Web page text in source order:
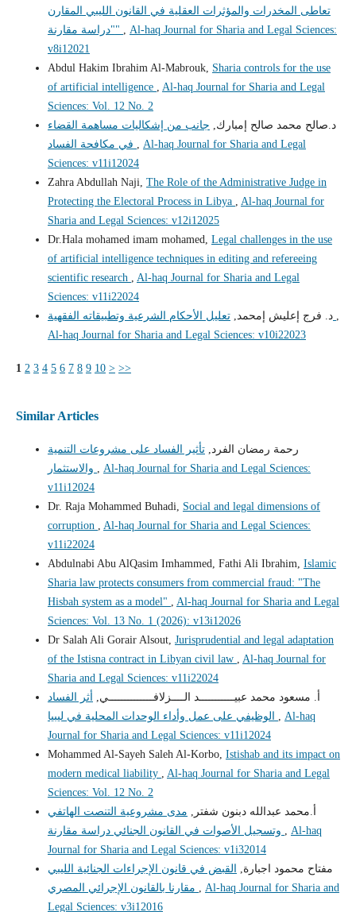
تعاطى المخدرات والمؤثرات العقلية في القانون الليبي المقارن
"دراسة مقارنة"
Al-haq Journal for Sharia and Legal Sciences:
v8i12021
Abdul Hakim Ibrahim Al-Mabrouk, Sharia controls for the use
of artificial intelligence
Al-haq Journal for Sharia and Legal
Sciences: Vol. 12 No. 2
د.صالح محمد صالح إمبارك, جانب من إشكاليات مساهمة القضاء
Al-haq Journal for Sharia and Legal
Sciences: v11i12024
Zahra Abdullah Naji, The Role of the Administrative Judge in
Protecting the Electoral Process in Libya
Al-haq Journal for
Sharia and Legal Sciences: v12i12025
Dr.Hala mohamed imam mohamed, Legal challenges in the use
of artificial intelligence techniques in editing and refereeing
scientific research
Al-haq Journal for Sharia and Legal
Sciences: v11i22024
د. فرج إعليش إمحمد,تعليل الأحكام الشرعية وتطبيقاته الفقهية
Al-haq Journal for Sharia and Legal Sciences: v10i22023
1 2 3 4 5 6 7 8 9 10 > >>
Similar Articles
رحمة رمضان الفرد,تأثير الفساد على مشروعات التنمية
Al-haq Journal for Sharia and Legal Sciences:
v11i12024
Dr. Raja Mohammed Buhadi, Social and legal dimensions of
corruption
Al-haq Journal for Sharia and Legal Sciences:
v11i22024
Abdulnabi Abu AlQasim Imhammed, Fathi Ali Ibrahim, Islamic
Sharia law protects consumers from commercial fraud: "The
Hisbah system as a model"
Al-haq Journal for Sharia and Legal
Sciences: Vol. 13 No. 1 (2026): v13i12026
Dr Salah Ali Gorair Alsout, Jurisprudential and legal adaptation
of the Istisna contract in Libyan civil law
Al-haq Journal for
Sharia and Legal Sciences: v11i22024
أ. مسعود محمد عبيـــــــــــد الــــزلافــــــــــــــي, أثر الفساد
Al-haq
Journal for Sharia and Legal Sciences: v11i12024
Mohammed Al-Sayeh Saleh Al-Korbo, Istishab and its impact on
modern medical liability
Al-haq Journal for Sharia and Legal
Sciences: Vol. 12 No. 2
أ.محمد عبدالله دبنون شفتر, مدى مشروعية التنصت الهاتفي
Al-haq
Journal for Sharia and Legal Sciences: v1i32014
مفتاح محمود اجبارة, القبض في قانون الإجراءات الجنائية الليبي
Al-haq Journal for Sharia and
Legal Sciences: v3i12016